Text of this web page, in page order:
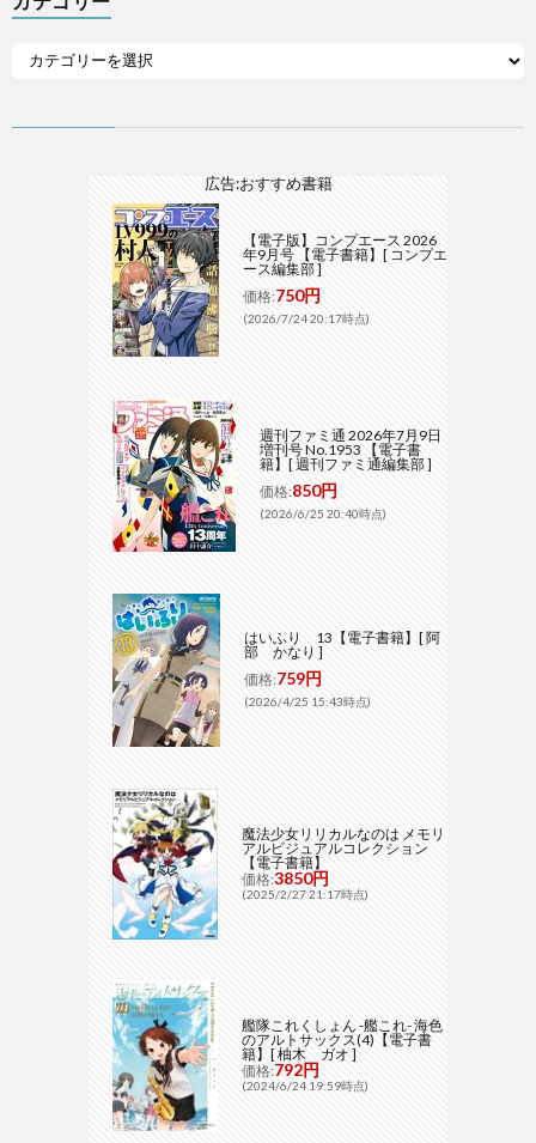
広告:おすすめ書籍
【電子版】コンプエース 2026
年9月号 【電子書籍】[ コンプエ
ース編集部 ]
価格:750円
(2026/7/24 20:17時点)
週刊ファミ通 2026年7月9日
増刊号 No.1953 【電子書
籍】[ 週刊ファミ通編集部 ]
価格:850円
(2026/6/25 20:40時点)
はいふり 13【電子書籍】[ 阿
部 かなり ]
価格:759円
(2026/4/25 15:43時点)
魔法少女リリカルなのは メモリ
アルビジュアルコレクション
【電子書籍】
価格:3850円
(2025/2/27 21:17時点)
艦隊これくしょん -艦これ- 海色
のアルトサックス(4)【電子書
籍】[ 柚木 ガオ ]
価格:792円
(2024/6/24 19:59時点)